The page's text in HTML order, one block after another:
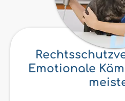
Emotionale